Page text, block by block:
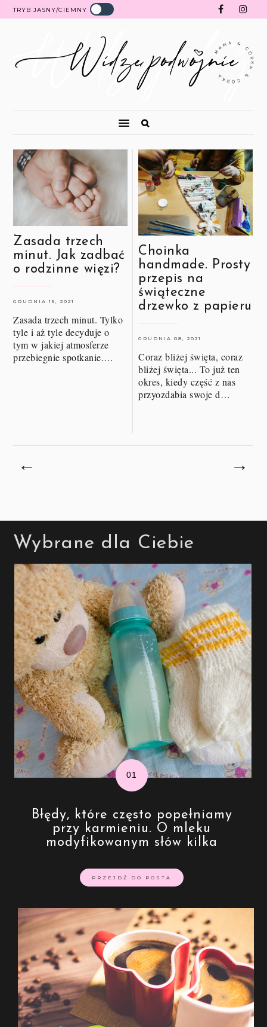
TRYB JASNY/CIEMNY
Zasada trzech
minut. Jak zadbać
o rodzinne więzi?
GRUDNIA 15, 2021
Zasada trzech minut. Tylko
tyle i aż tyle decyduje o
tym w jakiej atmosferze
przebiegnie spotkanie.…
Choinka
handmade. Prosty
przepis na
świąteczne
drzewko z papieru
GRUDNIA 08, 2021
Coraz bliżej święta, coraz
bliżej święta... To już ten
okres, kiedy część z nas
przyozdabia swoje d…
← →
Wybrane dla Ciebie
Błędy, które często popełniamy
przy karmieniu. O mleku
modyfikowanym słów kilka
PRZEJDŹ DO POSTA